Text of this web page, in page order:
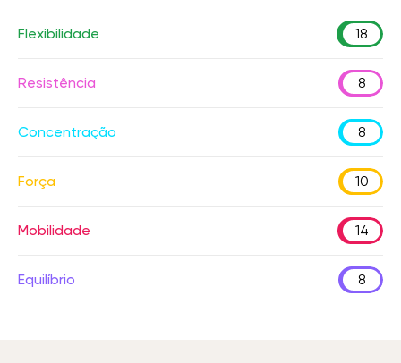
Flexibilidade 18
Resistência 8
Concentração 8
Força 10
Mobilidade 14
Equilíbrio 8